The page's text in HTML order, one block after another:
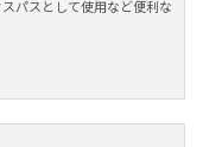
パスとして使用など便利な